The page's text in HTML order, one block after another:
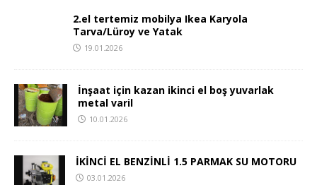
2.el tertemiz mobilya Ikea Karyola
Tarva/Lüroy ve Yatak
19.01.2026
İnşaat için kazan ikinci el boş yuvarlak
metal varil
10.01.2026
İKİNCİ EL BENZİNLİ 1.5 PARMAK SU MOTORU
03.01.2026